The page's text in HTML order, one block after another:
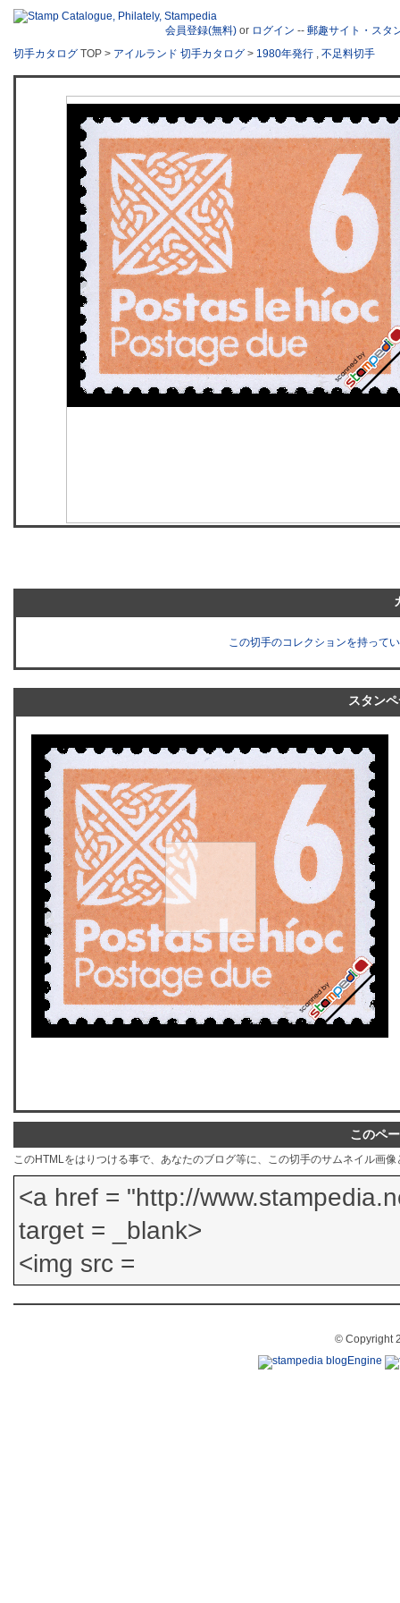
会員登録(無料) or ログイン -- 郵趣サイト・スタ
切手カタログ TOP > アイルランド 切手カタログ > 1980年発行 , 不足料切手
この切手のコレクションを持って
スタン
このペ
このHTMLをはりつける事で、あなたのブログ等に、この切手のサムネイル画
© Copyright